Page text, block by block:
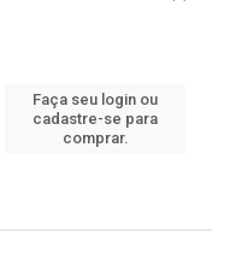
Faça seu login ou
cadastre-se para
comprar.